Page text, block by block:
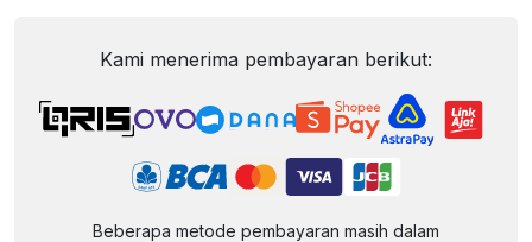
Kami menerima pembayaran berikut:
Beberapa metode pembayaran masih dalam